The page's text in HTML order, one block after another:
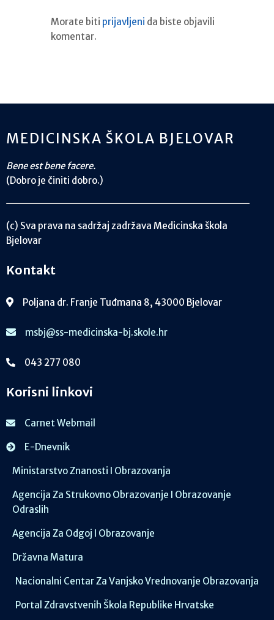
Morate biti prijavljeni da biste objavili
komentar.
MEDICINSKA ŠKOLA BJELOVAR
Bene est bene facere.
(Dobro je činiti dobro.)
(c) Sva prava na sadržaj zadržava Medicinska škola
Bjelovar
Kontakt
Poljana dr. Franje Tuđmana 8, 43000 Bjelovar
msbj@ss-medicinska-bj.skole.hr
043 277 080
Korisni linkovi
Carnet Webmail
E-Dnevnik
Ministarstvo Znanosti I Obrazovanja
Agencija Za Strukovno Obrazovanje I Obrazovanje
Odraslih
Agencija Za Odgoj I Obrazovanje
Državna Matura
Nacionalni Centar Za Vanjsko Vrednovanje Obrazovanja
Portal Zdravstvenih Škola Republike Hrvatske